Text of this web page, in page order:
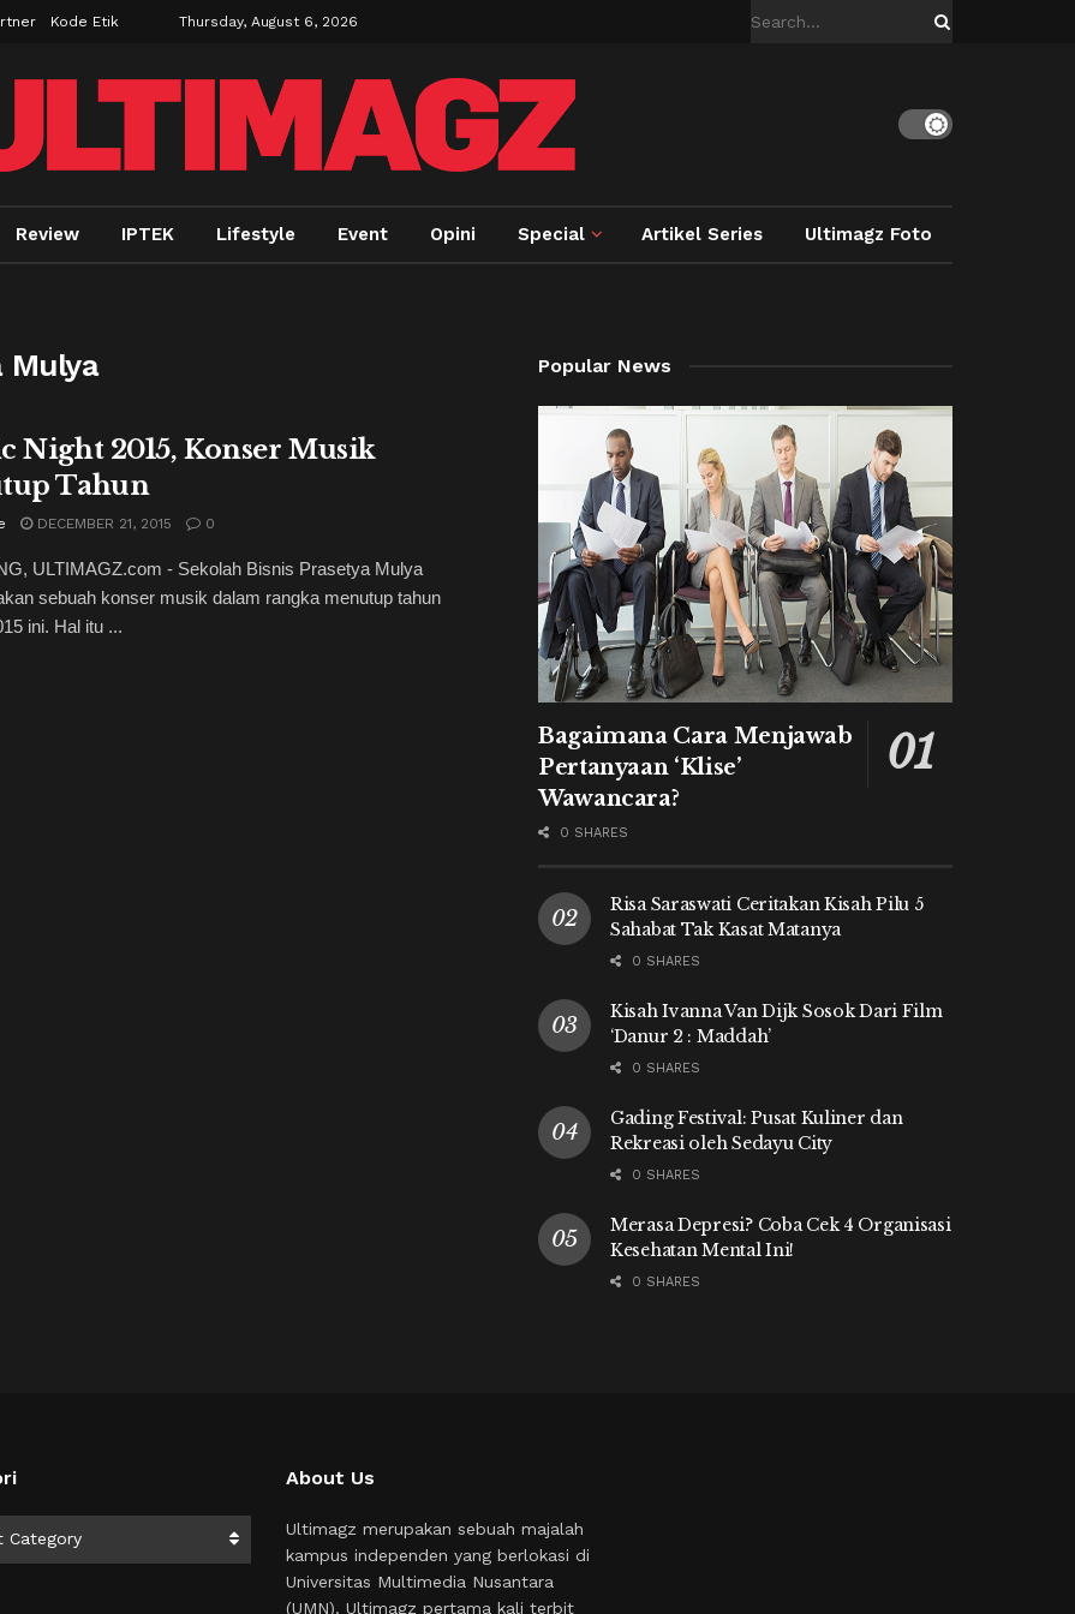
Kode Etik Thursday, August 6, 2026
Review IPTEK Lifestyle Event Opini Special Artikel Series Ultimagz Foto
Mulya
Night 2015, Konser Musik
Tahun
DECEMBER 21, 2015 0
ULTIMAGZ.com - Sekolah Bisnis Prasetya Mulya
sebuah konser musik dalam rangka menutup tahun
ini. Hal itu ...
Popular News
Bagaimana Cara Menjawab
Pertanyaan ‘Klise’
Wawancara?
0 SHARES
Risa Saraswati Ceritakan Kisah Pilu 5
Sahabat Tak Kasat Matanya
0 SHARES
Kisah Ivanna Van Dijk Sosok Dari Film
‘Danur 2 : Maddah’
0 SHARES
Gading Festival: Pusat Kuliner dan
Rekreasi oleh Sedayu City
0 SHARES
Merasa Depresi? Coba Cek 4 Organisasi
Kesehatan Mental Ini!
0 SHARES
Category
About Us
Ultimagz merupakan sebuah majalah
kampus independen yang berlokasi di
Universitas Multimedia Nusantara
(UMN). Ultimagz pertama kali terbit